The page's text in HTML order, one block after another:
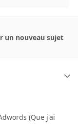
un nouveau sujet
(Que j'ai